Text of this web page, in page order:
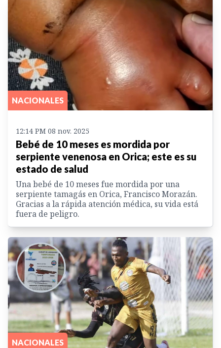
NACIONALES
12:14 PM 08 nov. 2025
Bebé de 10 meses es mordida por
serpiente venenosa en Orica; este es su
estado de salud
Una bebé de 10 meses fue mordida por una
serpiente tamagás en Orica, Francisco Morazán.
Gracias a la rápida atención médica, su vida está
fuera de peligro.
NACIONALES